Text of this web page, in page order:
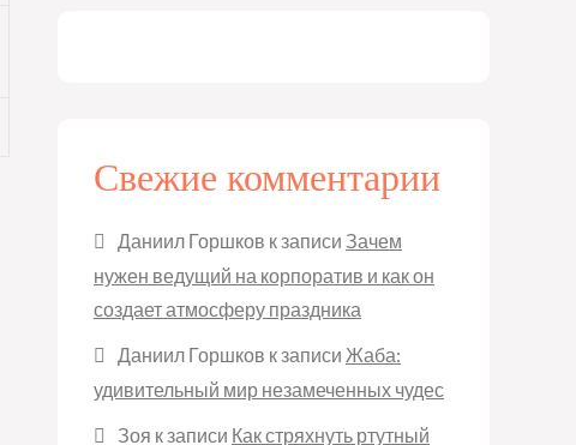
Свежие комментарии
Даниил Горшков к записи Зачем
нужен ведущий на корпоратив и как он
создает атмосферу праздника
Даниил Горшков к записи Жаба:
удивительный мир незамеченных чудес
Зоя к записи Как стряхнуть ртутный